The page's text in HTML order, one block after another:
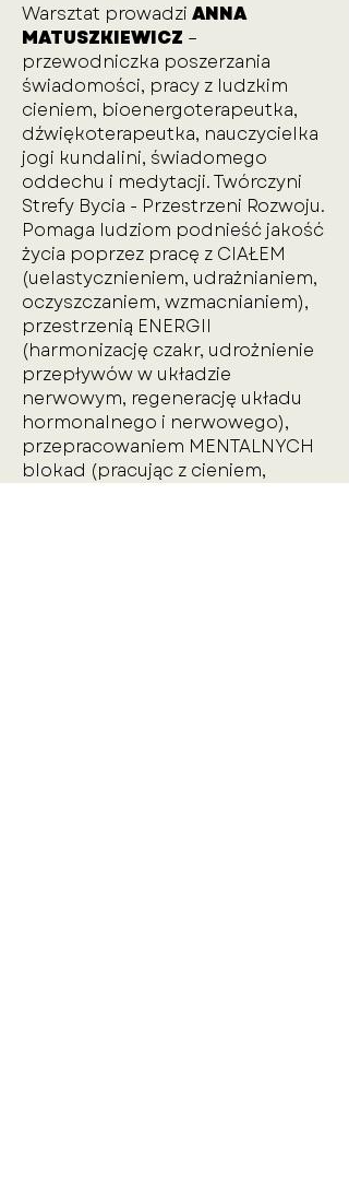
Warsztat prowadzi ANNA
MATUSZKIEWICZ –
przewodniczka poszerzania
świadomości, pracy z ludzkim
cieniem, bioenergoterapeutka,
dźwiękoterapeutka, nauczycielka
jogi kundalini, świadomego
oddechu i medytacji. Twórczyni
Strefy Bycia - Przestrzeni Rozwoju.
Pomaga ludziom podnieść jakość
życia poprzez pracę z CIAŁEM
(uelastycznieniem, udrażnianiem,
oczyszczaniem, wzmacnianiem),
przestrzenią ENERGII
(harmonizację czakr, udrożnienie
przepływów w układzie
nerwowym, regenerację układu
hormonalnego i nerwowego),
przepracowaniem MENTALNYCH
blokad (pracując z cieniem,